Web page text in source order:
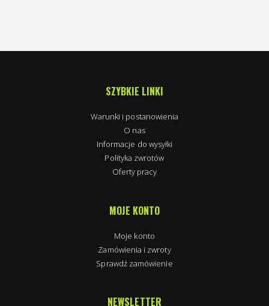
SZYBKIE LINKI
Warunki i postanowienia
O nas
Informacje do wysyłki
Polityka zwrotów
Oferty pracy
MOJE KONTO
Moje konto
Zamówienia i zwroty
Sprawdź zamówienie
NEWSLETTER